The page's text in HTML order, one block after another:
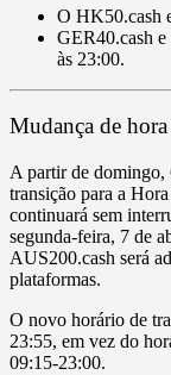
O HK50.cash
GER40.cash e
às 23:00.
Mudança de
A partir de domingo,
transição para a
continuará sem
segunda-feira, 7 de
AUS200.cash será
plataformas.
O novo horário de
23:55, em vez do
09:15-23:00.